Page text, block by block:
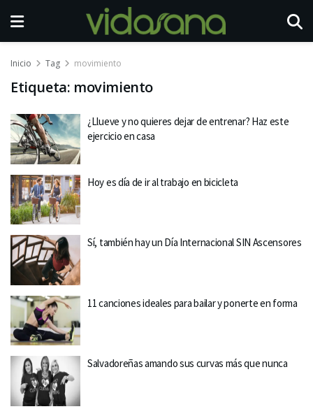
Inicio Tag movimiento
Etiqueta: movimiento
¿Llueve y no quieres dejar de entrenar? Haz este
ejercicio en casa
Hoy es día de ir al trabajo en bicicleta
Sí, también hay un Día Internacional SIN Ascensores
11 canciones ideales para bailar y ponerte en forma
Salvadoreñas amando sus curvas más que nunca